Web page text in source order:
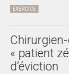
EXERCICE
« patient
d’éviction